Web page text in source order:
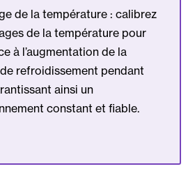
de la température : calibrez
de la température pour
à l’augmentation de la
refroidissement pendant
ainsi un
constant et fiable.